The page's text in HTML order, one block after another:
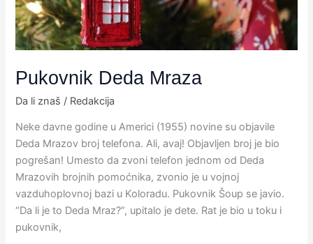
Pukovnik Deda Mraza
Da li znaš / Redakcija
Neke davne godine u Americi (1955) novine su objavile
Deda Mrazov broj telefona. Ali, avaj! Objavljen broj je bio
pogrešan! Umesto da zvoni telefon jednom od Deda
Mrazovih brojnih pomoćnika, zvonio je u vojnoj
vazduhoplovnoj bazi u Koloradu. Pukovnik Šoup se javio.
“Da li je to Deda Mraz?”, upitalo je dete. Rat je bio u toku i
pukovnik,